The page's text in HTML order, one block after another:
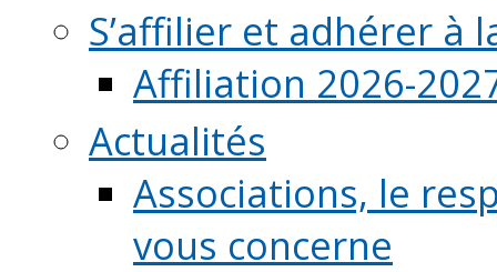
S’affilier et adhérer à
Affiliation 2026-
Actualités
Associations, le
vous concerne